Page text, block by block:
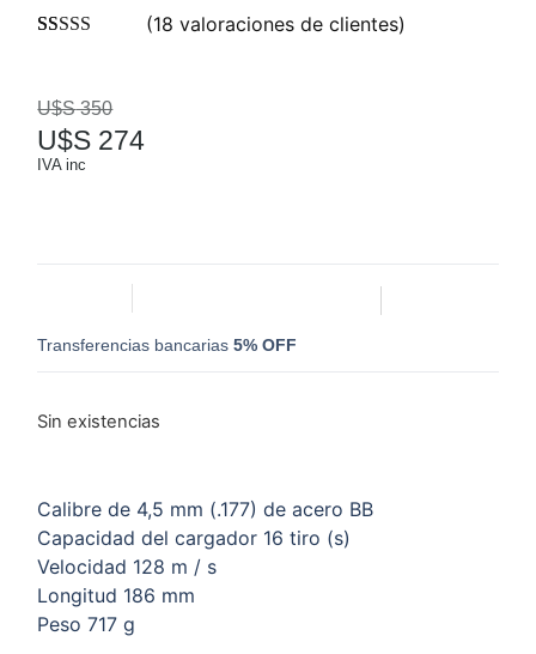
valoraciones
de clientes
(18 valoraciones de clientes)
U$S350
U$S 274
IVA inc
Transferencias bancarias5% OFF
Sin existencias
Calibre de 4,5 mm (.177) de acero BB
Capacidad del cargador 16 tiro (s)
Velocidad 128 m / s
Longitud 186 mm
Peso 717 g